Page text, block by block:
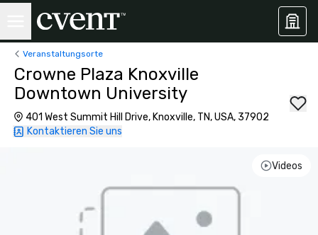
Veranstaltungsorte
Crowne Plaza Knoxville
Downtown University
401 West Summit Hill Drive, Knoxville, TN, USA, 37902
Kontaktieren Sie uns
Videos